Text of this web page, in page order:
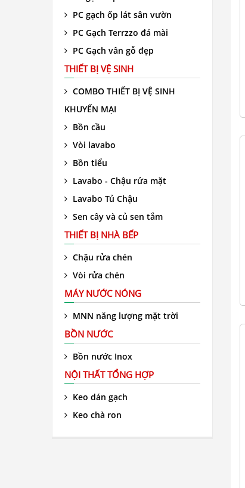
PC gạch ốp lát sân vườn
PC Gạch Terrzzo đá mài
PC Gạch vân gỗ đẹp
THIẾT BỊ VỆ SINH
COMBO THIẾT BỊ VỆ SINH
KHUYẾN MẠI
Bồn cầu
Vòi lavabo
Bồn tiểu
Lavabo - Chậu rửa mặt
Lavabo Tủ Chậu
Sen cây và củ sen tắm
THIẾT BỊ NHÀ BẾP
Chậu rửa chén
Vòi rửa chén
MÁY NƯỚC NÓNG
MNN năng lượng mặt trời
BỒN NƯỚC
Bồn nước Inox
NỘI THẤT TỔNG HỢP
Keo dán gạch
Keo chà ron